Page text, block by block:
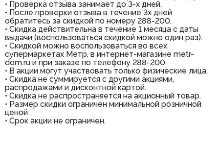
• Проверка отзыва занимает до 3-х дней.
• После проверки отзыва в течение 3х дней
обратитесь за скидкой по номеру 288-200.
• Скидка действительна в течение 1 месяца с даты
выдачи (воспользоваться скидкой можно один раз).
• Скидкой можно воспользоваться во всех
супермаркетах Метр, в интернет-магазине metr-
dom.ru и при заказе по телефону 288-200.
• В акции могут участвовать только физические лица.
• Скидка не суммируется с другими акциями,
распродажами и дисконтной картой.
• Скидка не распространяется на акционный товар.
• Размер скидки ограничен минимальной розничной
ценой
• Срок акции не ограничен.